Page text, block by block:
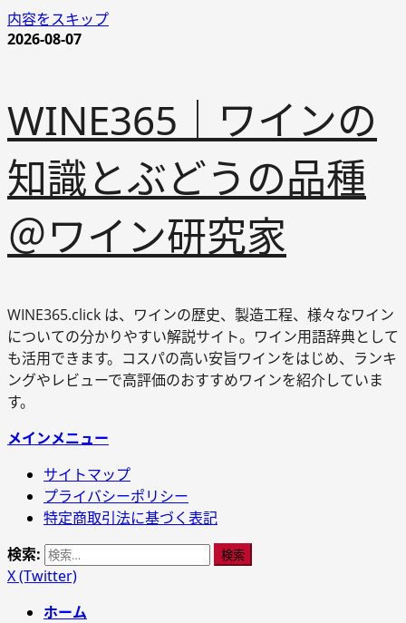
内容をスキップ
2026-08-07
WINE365｜ワインの
知識とぶどうの品種
＠ワイン研究家
WINE365.click は、ワインの歴史、製造工程、様々なワイン
についての分かりやすい解説サイト。ワイン用語辞典として
も活用できます。コスパの高い安旨ワインをはじめ、ランキ
ングやレビューで高評価のおすすめワインを紹介していま
す。
メインメニュー
サイトマップ
プライバシーポリシー
特定商取引法に基づく表記
検索:
X (Twitter)
ホーム